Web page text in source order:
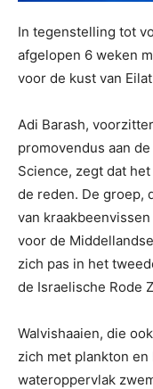
In tegenstelling tot
afgelopen 6 weken
voor de kust van
Adi Barash,
promovendus aan
Science, zegt dat
de reden. De groep,
van
voor de
zich pas in het
de Israelische Rode
Walvishaaien, die
zich met plankton
wateroppervlak